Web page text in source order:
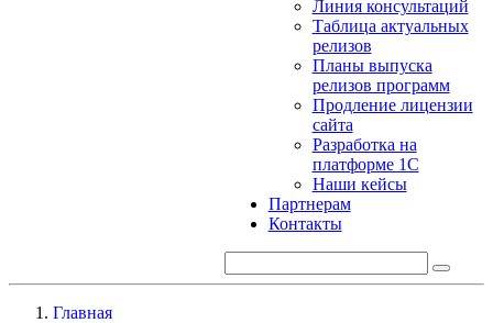
Линия консультаций
Таблица актуальных
релизов
Планы выпуска
релизов программ
Продление лицензии
сайта
Разработка на
платформе 1С
Наши кейсы
Партнерам
Контакты
Главная